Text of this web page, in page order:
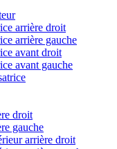
arrière droit
arrière gauche
avant droit
avant gauche
droit
gauche
arrière droit